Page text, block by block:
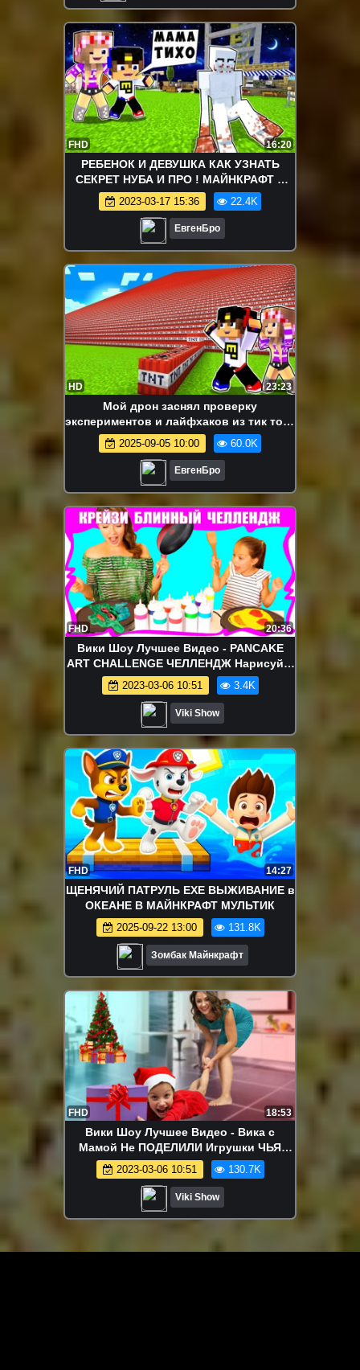
FHD 16:20
РЕБЕНОК И ДЕВУШКА КАК УЗНАТЬ
СЕКРЕТ НУБА И ПРО ! МАЙНКРАФТ В
РЕАЛЬНОЙ ЖИЗНИ ВИДЕО ТРОЛЛИНГ
MINECRAFT
2023-03-17 15:36 22.4K
ЕвгенБро
HD 23:23
Мой дрон заснял проверку
экспериментов и лайфхаков из тик тока
сломанный мод в майнкрафт! девушка
новичок видео minecraft
2025-09-05 10:00 60.0K
ЕвгенБро
FHD 20:36
Вики Шоу Лучшее Видео - PANCAKE
ART CHALLENGE ЧЕЛЛЕНДЖ Нарисуй и
Зажарь Блины Вика против Мамы
Эмоджи Миньон / Вики Шоу
2023-03-06 10:51 3.4K
Viki Show
FHD 14:27
ЩЕНЯЧИЙ ПАТРУЛЬ EXE ВЫЖИВАНИЕ в
ОКЕАНЕ В МАЙНКРАФТ МУЛЬТИК
2025-09-22 13:00 131.8K
Зомбак Майнкрафт
FHD 18:53
Вики Шоу Лучшее Видео - Вика с
Мамой Не ПОДЕЛИЛИ Игрушки ЧЬЯ
ЕЛКА ВКУСНЕЕ Mistery Box Switch Up
Challenge / Вики Шоу
2023-03-06 10:51 130.7K
Viki Show